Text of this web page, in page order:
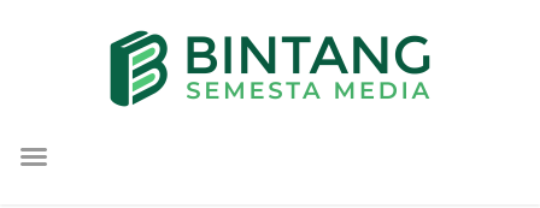
konten